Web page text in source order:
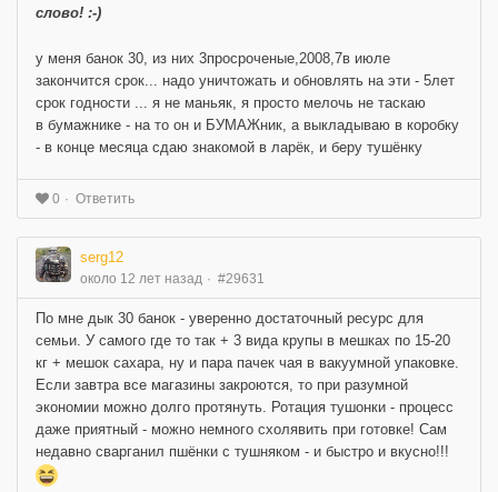
слово! :-)
у меня банок 30, из них 3просроченые,2008,7в июле
закончится срок... надо уничтожать и обновлять на эти - 5лет
срок годности ... я не маньяк, я просто мелочь не таскаю
в бумажнике - на то он и БУМАЖник, а выкладываю в коробку
- в конце месяца сдаю знакомой в ларёк, и беру тушёнку
0 Ответить
serg12
около 12 лет назад #29631
По мне дык 30 банок - уверенно достаточный ресурс для
семьи. У самого где то так + 3 вида крупы в мешках по 15-20
кг + мешок сахара, ну и пара пачек чая в вакуумной упаковке.
Если завтра все магазины закроются, то при разумной
экономии можно долго протянуть. Ротация тушонки - процесс
даже приятный - можно немного схолявить при готовке! Сам
недавно сварганил пшёнки с тушняком - и быстро и вкусно!!!